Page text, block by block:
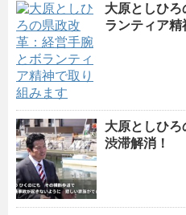
大原としひ
ランティア
大原としひ
渋滞解消！